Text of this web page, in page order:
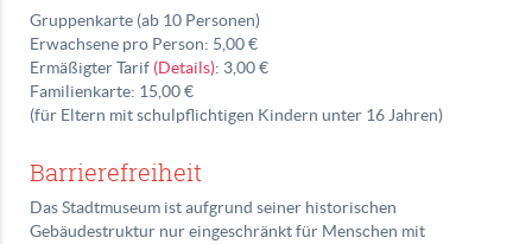
Gruppenkarte (ab 10 Personen)
Erwachsene pro Person: 5,00 €
Ermäßigter Tarif (Details): 3,00 €
Familienkarte: 15,00 €
(für Eltern mit schulpflichtigen Kindern unter 16 Jahren)
Barrierefreiheit
Das Stadtmuseum ist aufgrund seiner historischen
Gebäudestruktur nur eingeschränkt für Menschen mit